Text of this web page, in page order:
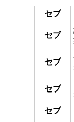
セブ
セブ
セブ
セブ
セブ